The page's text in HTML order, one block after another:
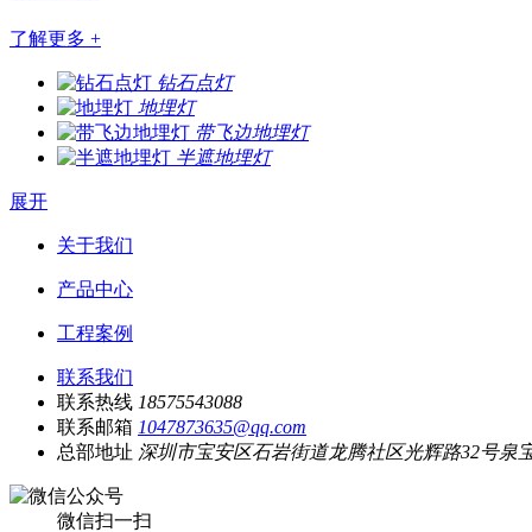
了解更多 +
钻石点灯
地埋灯
带飞边地埋灯
半遮地埋灯
展开
关于我们
产品中心
工程案例
联系我们
联系热线 18575543088
联系邮箱 1047873635@qq.com
总部地址 深圳市宝安区石岩街道龙腾社区光辉路32号泉
微信扫一扫